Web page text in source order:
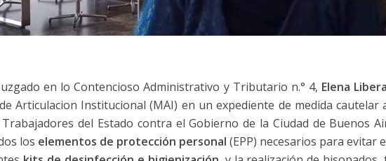
en lo Contencioso Administrativo y Tributario n.° 4, Elena
Articulacion Institucional (MAI) en un expediente de medida
Trabajadores del Estado contra el Gobierno de la Ciudad de Buenos
los elementos de protección personal (EPP) necesarios para evitar